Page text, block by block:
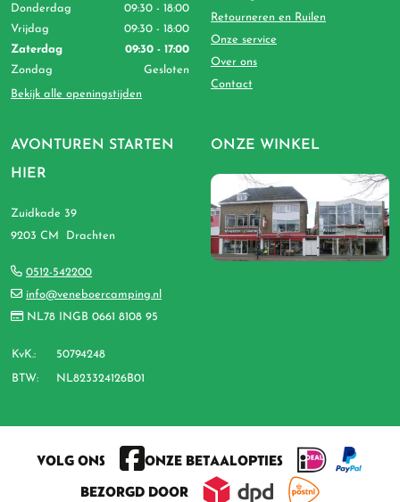
AVONTUREN STARTEN
HIER
Zuidkade 39
9203 CM Drachten
0512-542200
info@veneboercamping.nl
NL78 INGB 0661 8108 95
KvK.: 50794248
BTW: NL823324126B01
Donderdag
09:30 - 18:00
Vrijdag
09:30 - 18:00
Zaterdag
09:30 - 17:00
Zondag
Gesloten
Bekijk alle openingstijden
Retourneren en Ruilen
Onze service
Over ons
Contact
ONZE WINKEL
VOLG ONS
ONZE BETAALOPTIES
BEZORGD DOOR